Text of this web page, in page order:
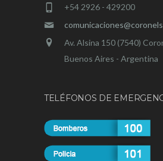
+54 2926 - 429200
Av. Alsina 150 (7540)
Buenos Aires - Argentina
TELÉFONOS DE